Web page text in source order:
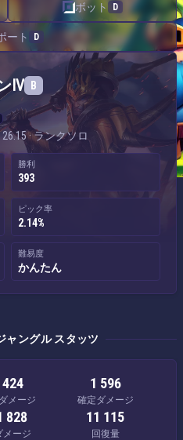
ボット D
ート D
ル
Ⅳ B
· ランクソロ
勝利
393
ピック率
2.14%
難易度
かんたん
ャングル スタッツ
424
メージ
1 596
確定ダメージ
828
メージ
11 115
回復量